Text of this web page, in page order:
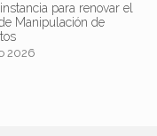
para renovar el
Manipulación de
2026